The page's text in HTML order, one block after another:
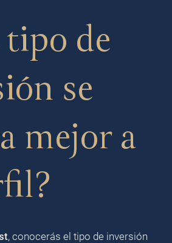
de
se
mejor a
, conocerás el tipo de inversión